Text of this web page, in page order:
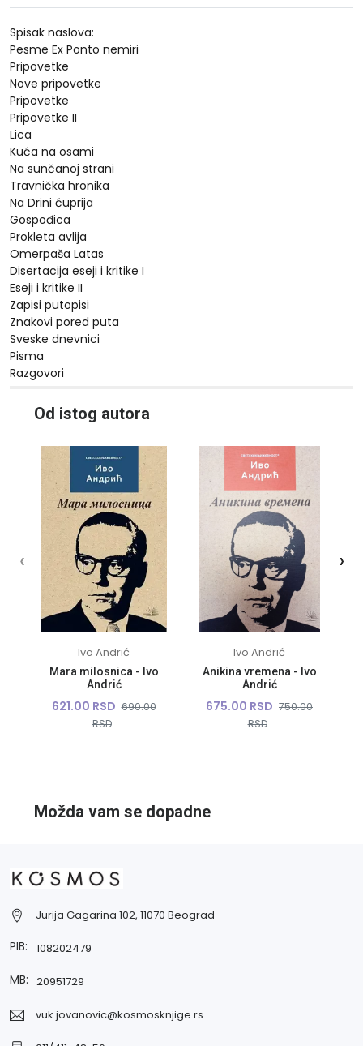
Spisak naslova:
Pesme Ex Ponto nemiri
Pripovetke
Nove pripovetke
Pripovetke
Pripovetke II
Lica
Kuća na osami
Na sunčanoj strani
Travnička hronika
Na Drini ćuprija
Gospođica
Prokleta avlija
Omerpaša Latas
Disertacija eseji i kritike I
Eseji i kritike II
Zapisi putopisi
Znakovi pored puta
Sveske dnevnici
Pisma
Razgovori
Od istog autora
Ivo Andrić
Mara milosnica - Ivo
Andrić
621.00 RSD 690.00
RSD
Ivo Andrić
Anikina vremena - Ivo
Andrić
675.00 RSD 750.00
RSD
‹ ›
Možda vam se dopadne
Jurija Gagarina 102, 11070 Beograd
PIB: 108202479
MB: 20951729
vuk.jovanovic@kosmosknjige.rs